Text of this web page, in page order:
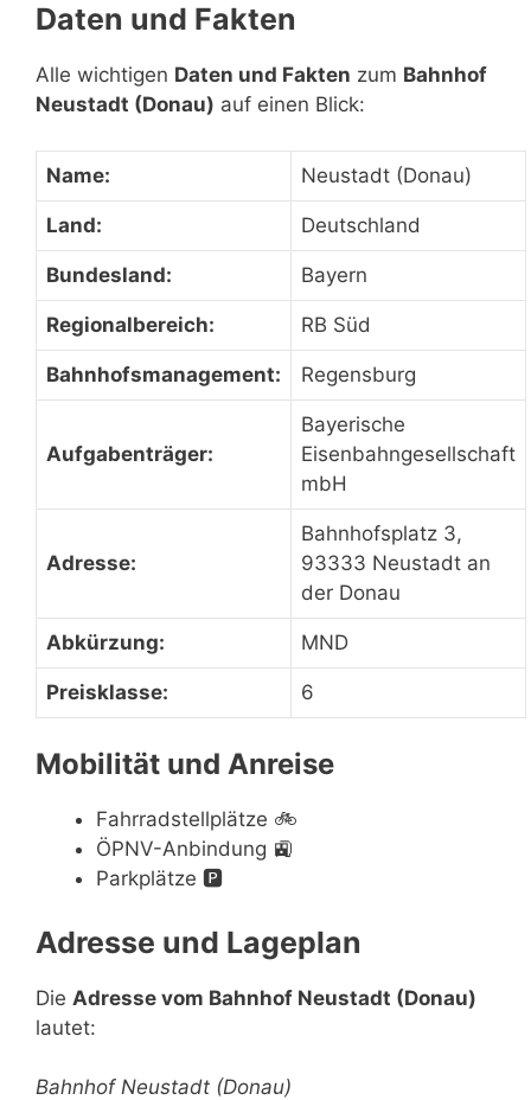
Daten und Fakten
Alle wichtigen Daten und Fakten zum Bahnhof
Neustadt (Donau) auf einen Blick:
Name: Neustadt (Donau)
Land: Deutschland
Bundesland: Bayern
Regionalbereich: RB Süd
Bahnhofsmanagement: Regensburg
Aufgabenträger:
Bayerische
Eisenbahngesellschaft
mbH
Adresse:
Bahnhofsplatz 3,
93333 Neustadt an
der Donau
Abkürzung: MND
Preisklasse: 6
Mobilität und Anreise
Fahrradstellplätze 🚲
ÖPNV-Anbindung 🚉
Parkplätze 🅿️
Adresse und Lageplan
Die Adresse vom Bahnhof Neustadt (Donau)
lautet:
Bahnhof Neustadt (Donau)